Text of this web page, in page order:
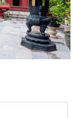
khai thông báo thu
Trưởng thôn tháng
vụ trọng tâm tại